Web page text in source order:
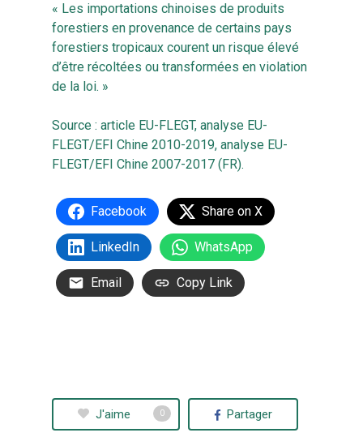
« Les importations chinoises de produits
forestiers en provenance de certains pays
forestiers tropicaux courent un risque élevé
d’être récoltées ou transformées en violation
de la loi. »
Source : article EU-FLEGT, analyse EU-
FLEGT/EFI Chine 2010-2019, analyse EU-
FLEGT/EFI Chine 2007-2017 (FR).
Facebook Share on X
LinkedIn WhatsApp
Email Copy Link
J'aime 0 Partager